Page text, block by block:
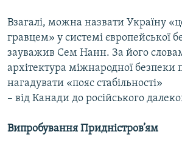
Взагалі, можна назвати Україну
гравцем» у системі європейської
зауважив Сем Нанн. За його
архітектура міжнародної безпеки
нагадувати «пояс стабільності»
– від Канади до російського
Випробування Придністров’ям